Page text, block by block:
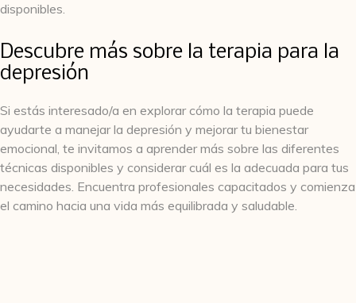
disponibles.
Descubre más sobre la terapia para la
depresión
Si estás interesado/a en explorar cómo la terapia puede
ayudarte a manejar la depresión y mejorar tu bienestar
emocional, te invitamos a aprender más sobre las diferentes
técnicas disponibles y considerar cuál es la adecuada para tus
necesidades. Encuentra profesionales capacitados y comienza
el camino hacia una vida más equilibrada y saludable.